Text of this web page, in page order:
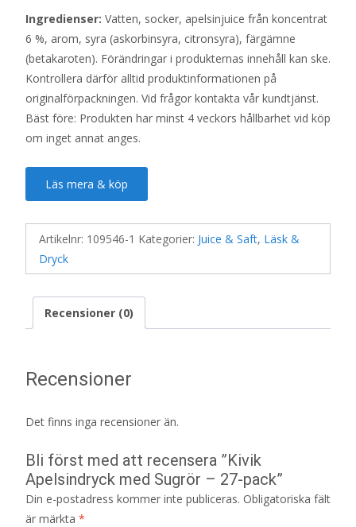
Ingredienser: Vatten, socker, apelsinjuice från koncentrat
6 %, arom, syra (askorbinsyra, citronsyra), färgämne
(betakaroten). Förändringar i produkternas innehåll kan ske.
Kontrollera därför alltid produktinformationen på
originalförpackningen. Vid frågor kontakta vår kundtjänst.
Bäst före: Produkten har minst 4 veckors hållbarhet vid köp
om inget annat anges.
Läs mera & köp
Artikelnr: 109546-1 Kategorier: Juice & Saft, Läsk &
Dryck
Recensioner (0)
Recensioner
Det finns inga recensioner än.
Bli först med att recensera ”Kivik
Apelsindryck med Sugrör – 27-pack”
Din e-postadress kommer inte publiceras. Obligatoriska fält
är märkta *